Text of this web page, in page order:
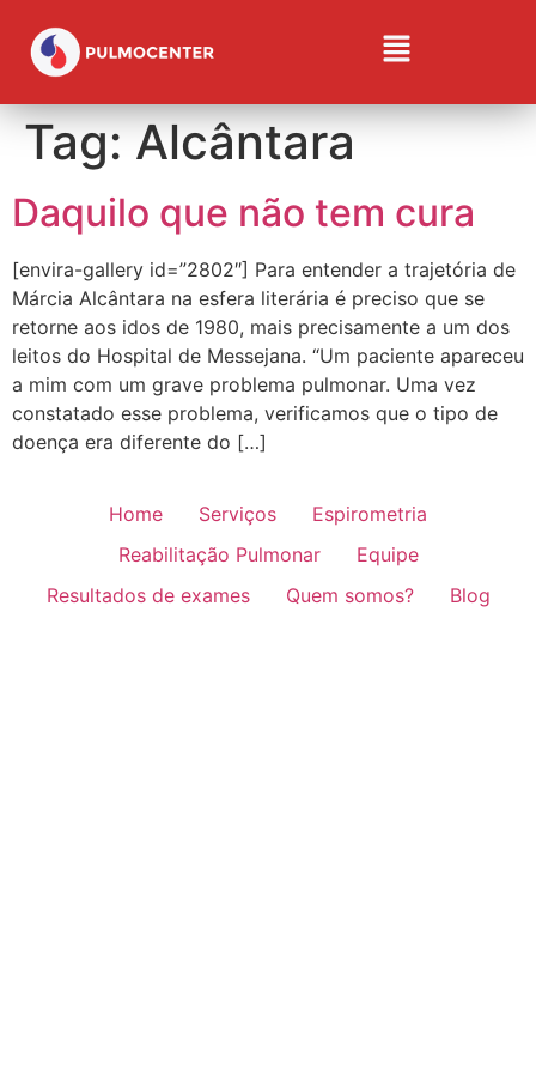
Tag:Alcântara
Daquilo que não tem cura
[envira-gallery id=”2802″] Para entender a trajetória de
Márcia Alcântara na esfera literária é preciso que se
retorne aos idos de 1980, mais precisamente a um dos
leitos do Hospital de Messejana. “Um paciente apareceu
a mim com um grave problema pulmonar. Uma vez
constatado esse problema, verificamos que o tipo de
doença era diferente do […]
Home Serviços
Espirometria
Reabilitação Pulmonar
Equipe
Resultados de exames
Quem somos? Blog